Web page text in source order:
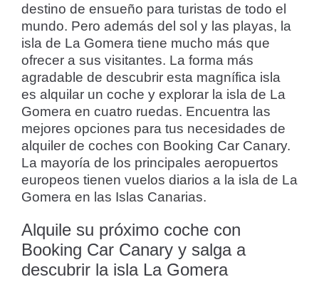
destino de ensueño para turistas de todo el
mundo. Pero además del sol y las playas, la
isla de La Gomera tiene mucho más que
ofrecer a sus visitantes. La forma más
agradable de descubrir esta magnífica isla
es alquilar un coche y explorar la isla de La
Gomera en cuatro ruedas. Encuentra las
mejores opciones para tus necesidades de
alquiler de coches con Booking Car Canary.
La mayoría de los principales aeropuertos
europeos tienen vuelos diarios a la isla de La
Gomera en las Islas Canarias.
Alquile su próximo coche con
Booking Car Canary y salga a
descubrir la isla La Gomera